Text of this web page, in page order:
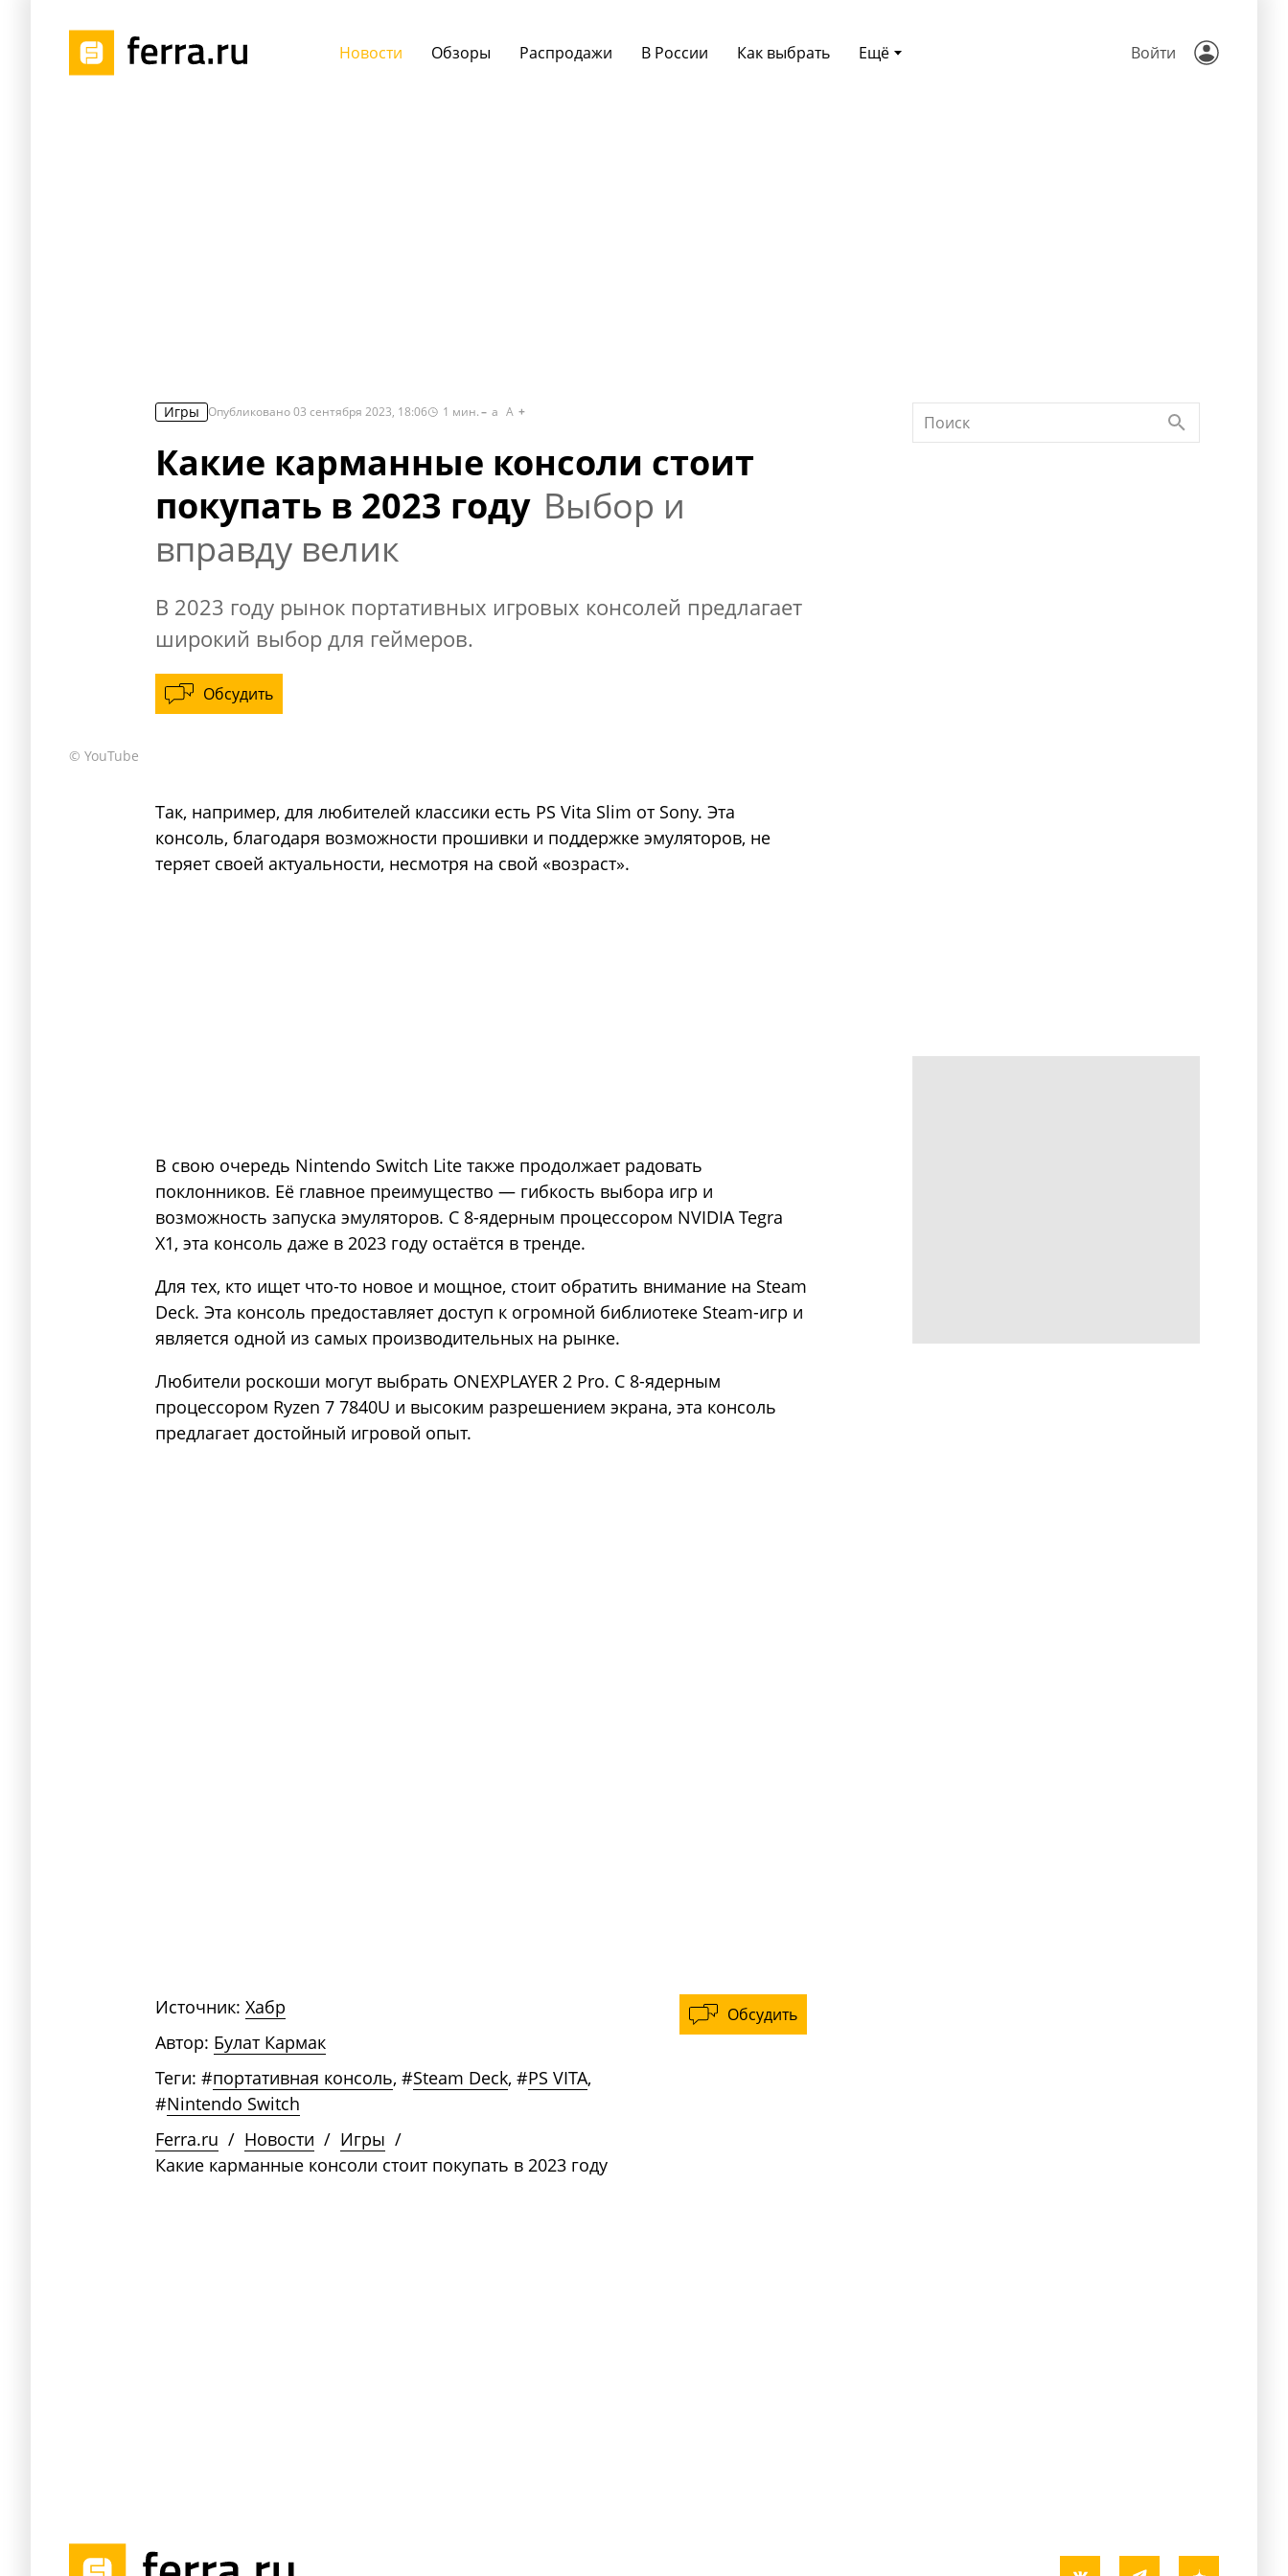
Ещё
Новости Обзоры Распродажи В России Как выбрать Войти
Игры Опубликовано03 сентября 2023, 18:06 1 мин. a A
Какие карманные консоли стоит
покупать в 2023 году Выбор и
вправду велик
В 2023 году рынок портативных игровых консолей предлагает
широкий выбор для геймеров.
Обсудить
© YouTube
Так, например, для любителей классики есть PS Vita Slim от Sony. Эта
консоль, благодаря возможности прошивки и поддержке эмуляторов, не
теряет своей актуальности, несмотря на свой «возраст».
В свою очередь Nintendo Switch Lite также продолжает радовать
поклонников. Её главное преимущество — гибкость выбора игр и
возможность запуска эмуляторов. С 8-ядерным процессором NVIDIA Tegra
X1, эта консоль даже в 2023 году остаётся в тренде.
Для тех, кто ищет что-то новое и мощное, стоит обратить внимание на Steam
Deck. Эта консоль предоставляет доступ к огромной библиотеке Steam-игр и
является одной из самых производительных на рынке.
Любители роскоши могут выбрать ONEXPLAYER 2 Pro. С 8-ядерным
процессором Ryzen 7 7840U и высоким разрешением экрана, эта консоль
предлагает достойный игровой опыт.
Обсудить
Источник: Хабр
Автор: Булат Кармак
Теги: #портативная консоль, #Steam Deck, #PS VITA,
#Nintendo Switch
Ferra.ru / Новости / Игры /
Какие карманные консоли стоит покупать в 2023 году